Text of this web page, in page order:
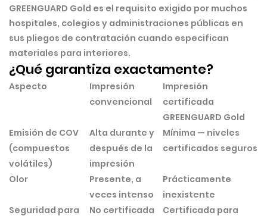
GREENGUARD Gold es el requisito exigido por muchos
hospitales, colegios y administraciones públicas en
sus pliegos de contratación cuando especifican
materiales para interiores.
¿Qué garantiza exactamente?
Aspecto
Impresión
convencional
Impresión
certificada
GREENGUARD Gold
Emisión de COV
(compuestos
volátiles)
Alta durante y
después de la
impresión
Mínima — niveles
certificados seguros
Olor
Presente, a
veces intenso
Prácticamente
inexistente
Seguridad para
No certificada
Certificada para